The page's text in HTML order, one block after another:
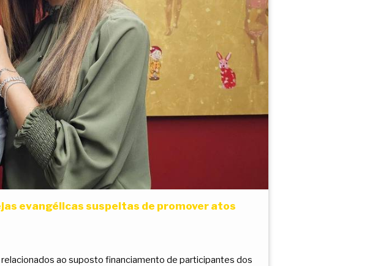
evangélicas suspeitas de promover atos
ao suposto financiamento de participantes dos